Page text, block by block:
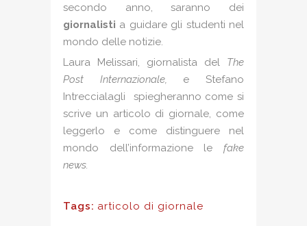
secondo anno, saranno dei
giornalisti a guidare gli studenti nel
mondo delle notizie.
Laura Melissari, giornalista del The
Post Internazionale, e Stefano
Intreccialagli spiegheranno come si
scrive un articolo di giornale, come
leggerlo e come distinguere nel
mondo dell’informazione le fake
news.
Tags: articolo di giornale